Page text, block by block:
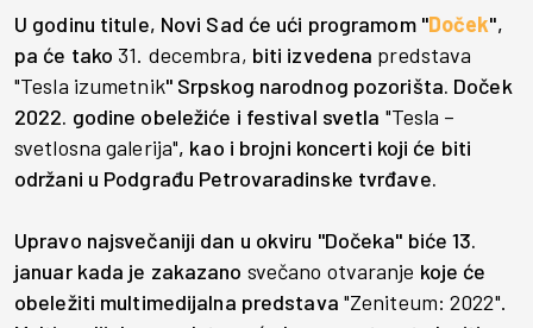
U godinu titule, Novi Sad će ući programom "Doček",
pa će tako 31. decembra, biti izvedena predstava
"Tesla izumetnik" Srpskog narodnog pozorišta. Doček
2022. godine obeležiće i festival svetla "Tesla –
svetlosna galerija", kao i brojni koncerti koji će biti
održani u Podgrađu Petrovaradinske tvrđave.
Upravo najsvečaniji dan u okviru "Dočeka" biće 13.
januar kada je zakazano svečano otvaranje koje će
obeležiti multimedijalna predstava "Zeniteum: 2022".